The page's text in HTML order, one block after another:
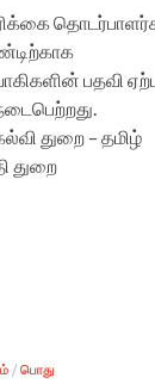
பதவி
துறை – தமிழ்
துறை
/ பொது